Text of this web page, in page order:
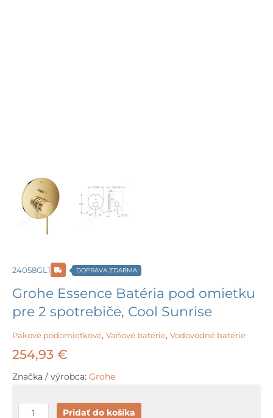
24058GL1 DOPRAVA ZDARMA
Grohe Essence Batéria pod omietku
pre 2 spotrebiče, Cool Sunrise
Pákové podomietkové, Vaňové batérie, Vodovodné batérie
254,93 €
Značka / výrobca: Grohe
množstvo
Pridať do košíka